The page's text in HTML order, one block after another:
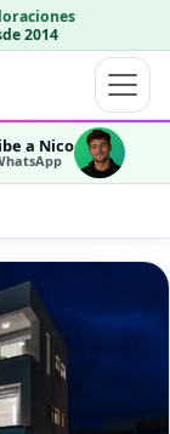
2014
a Nico